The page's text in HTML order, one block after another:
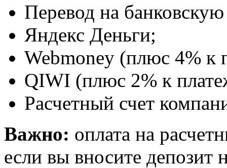
Перевод на
Яндекс Деньги;
Webmoney (плюс 4% к
QIWI (плюс 2% к
Расчетный счет
Важно: оплата на
если вы вносите депозит